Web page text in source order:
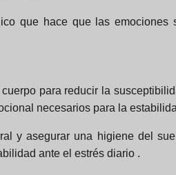
que hace que las
para reducir la
necesarios para la
y asegurar una higiene del
ante el estrés diario .